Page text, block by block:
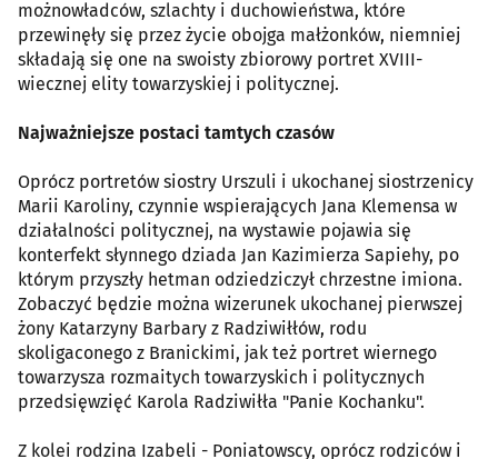
możnowładców, szlachty i duchowieństwa, które
przewinęły się przez życie obojga małżonków, niemniej
składają się one na swoisty zbiorowy portret XVIII-
wiecznej elity towarzyskiej i politycznej.
Najważniejsze postaci tamtych czasów
Oprócz portretów siostry Urszuli i ukochanej siostrzenicy
Marii Karoliny, czynnie wspierających Jana Klemensa w
działalności politycznej, na wystawie pojawia się
konterfekt słynnego dziada Jan Kazimierza Sapiehy, po
którym przyszły hetman odziedziczył chrzestne imiona.
Zobaczyć będzie można wizerunek ukochanej pierwszej
żony Katarzyny Barbary z Radziwiłłów, rodu
skoligaconego z Branickimi, jak też portret wiernego
towarzysza rozmaitych towarzyskich i politycznych
przedsięwzięć Karola Radziwiłła "Panie Kochanku".
Z kolei rodzina Izabeli - Poniatowscy, oprócz rodziców i